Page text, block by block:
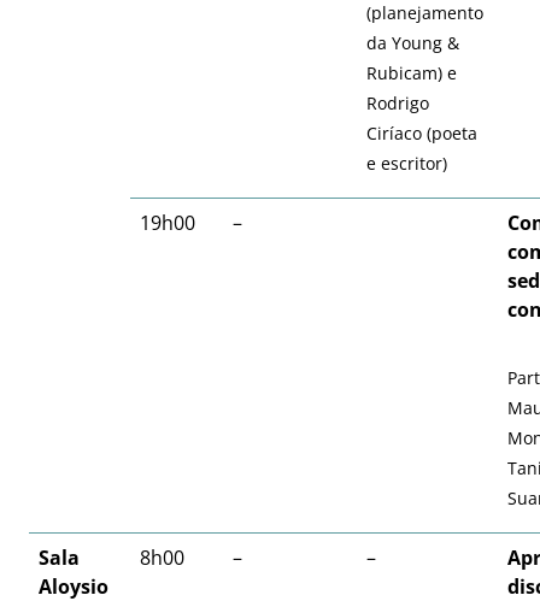
(planejamento
da Young &
Rubicam) e
Rodrigo
Ciríaco (poeta
e escritor)
19h00 –
Sala
Aloysio
8h00 – –